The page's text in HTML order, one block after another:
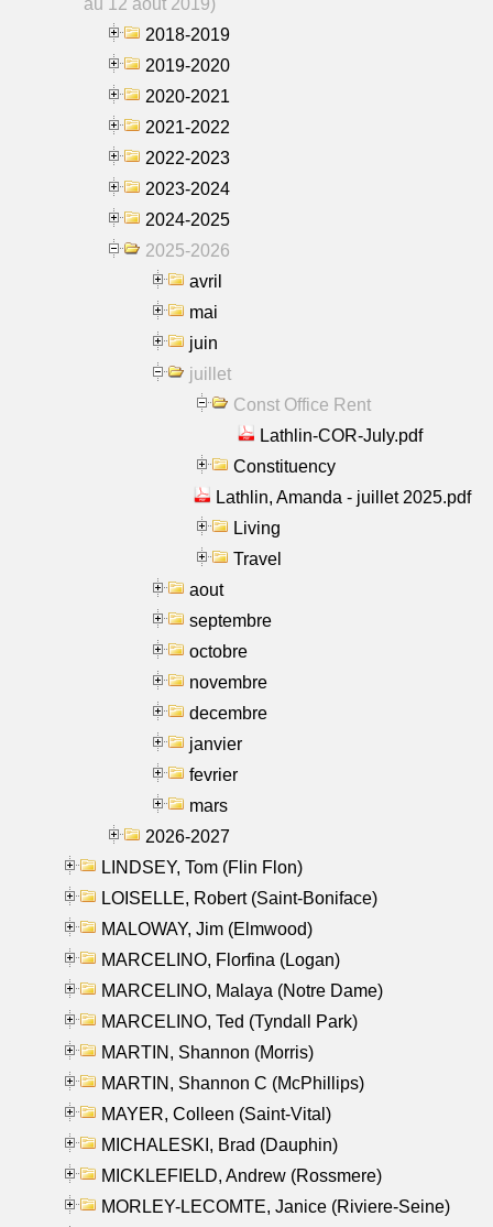
2018-2019
2019-2020
2020-2021
2021-2022
2022-2023
2023-2024
2024-2025
2025-2026
avril
mai
juin
juillet
Const Office Rent
Lathlin-COR-July.pdf
Constituency
Lathlin, Amanda - juillet 2025.pdf
Living
Travel
aout
septembre
octobre
novembre
decembre
janvier
fevrier
mars
2026-2027
LINDSEY, Tom (Flin Flon)
LOISELLE, Robert (Saint-Boniface)
MALOWAY, Jim (Elmwood)
MARCELINO, Florfina (Logan)
MARCELINO, Malaya (Notre Dame)
MARCELINO, Ted (Tyndall Park)
MARTIN, Shannon (Morris)
MARTIN, Shannon C (McPhillips)
MAYER, Colleen (Saint-Vital)
MICHALESKI, Brad (Dauphin)
MICKLEFIELD, Andrew (Rossmere)
MORLEY-LECOMTE, Janice (Riviere-Seine)